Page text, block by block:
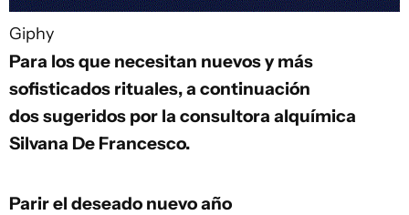
Giphy
Para los que necesitan nuevos y más
sofisticados rituales, a continuación
dos sugeridos por la consultora alquímica
Silvana De Francesco.
Parir el deseado nuevo año